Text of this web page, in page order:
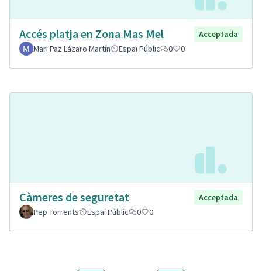
Accés platja en Zona Mas Mel
Acceptada
Mari Paz Lázaro Martín
Espai Públic 0 0
Càmeres de seguretat
Acceptada
Pep Torrents
Espai Públic 0 0